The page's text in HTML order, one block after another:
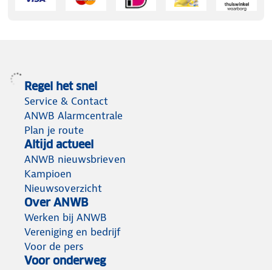
Regel het snel
Service & Contact
ANWB Alarmcentrale
Plan je route
Altijd actueel
ANWB nieuwsbrieven
Kampioen
Nieuwsoverzicht
Over ANWB
Werken bij ANWB
Vereniging en bedrijf
Voor de pers
Voor onderweg